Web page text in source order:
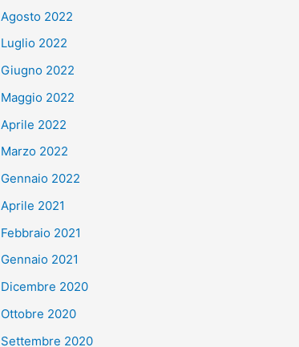
Agosto 2022
Luglio 2022
Giugno 2022
Maggio 2022
Aprile 2022
Marzo 2022
Gennaio 2022
Aprile 2021
Febbraio 2021
Gennaio 2021
Dicembre 2020
Ottobre 2020
Settembre 2020